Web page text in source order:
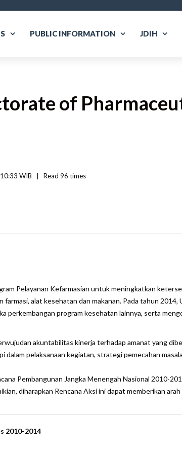
PUBLIC INFORMATION JDIH
of
WIB Read 96 times
Pelayanan Kefarmasian untuk meningkatkan
alat kesehatan dan makanan. Pada tahun
perkembangan program kesehatan lainnya, serta
akuntabilitas kinerja terhadap amanat yang
dalam pelaksanaan kegiatan, strategi pemecahan
Pembangunan Jangka Menengah Nasional 2010-
diharapkan Rencana Aksi ini dapat memberikan
2010-2014